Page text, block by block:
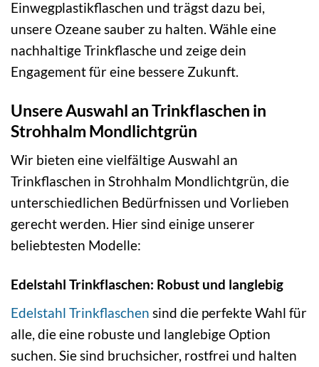
Einwegplastikflaschen und trägst dazu bei,
unsere Ozeane sauber zu halten. Wähle eine
nachhaltige Trinkflasche und zeige dein
Engagement für eine bessere Zukunft.
Unsere Auswahl an Trinkflaschen in
Strohhalm Mondlichtgrün
Wir bieten eine vielfältige Auswahl an
Trinkflaschen in Strohhalm Mondlichtgrün, die
unterschiedlichen Bedürfnissen und Vorlieben
gerecht werden. Hier sind einige unserer
beliebtesten Modelle:
Edelstahl Trinkflaschen: Robust und langlebig
Edelstahl Trinkflaschen sind die perfekte Wahl für
alle, die eine robuste und langlebige Option
suchen. Sie sind bruchsicher, rostfrei und halten